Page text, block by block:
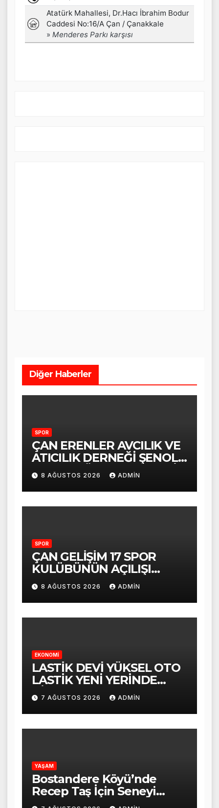
Diğer Haberler
SPOR
ÇAN ERENLER AVCILIK VE
ATICILIK DERNEĞİ ŞENOL
TABAK GÜVEN TAZELEDİ
VE TEŞEKKÜR ETTİ
8 AĞUSTOS 2026 ADMIN
SPOR
ÇAN GELİŞİM 17 SPOR
KULÜBÜNÜN AÇILIŞI
COŞKUYLA
GERÇEKLEŞTİRİLDİ
8 AĞUSTOS 2026 ADMIN
EKONOMİ
LASTİK DEVİ YÜKSEL OTO
LASTİK YENİ YERİNDE
HİZMET VERMEYE
BAŞLADI
7 AĞUSTOS 2026 ADMIN
YAŞAM
Bostandere Köyü’nde
Recep Taş İçin Seneyi
Devriye Mevlid-i Şerif